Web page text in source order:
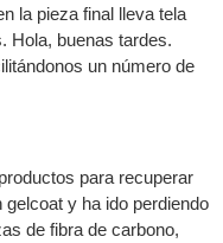
la pieza final lleva tela
Hola, buenas tardes.
un número de
para recuperar
y ha ido perdiendo
de fibra de carbono,